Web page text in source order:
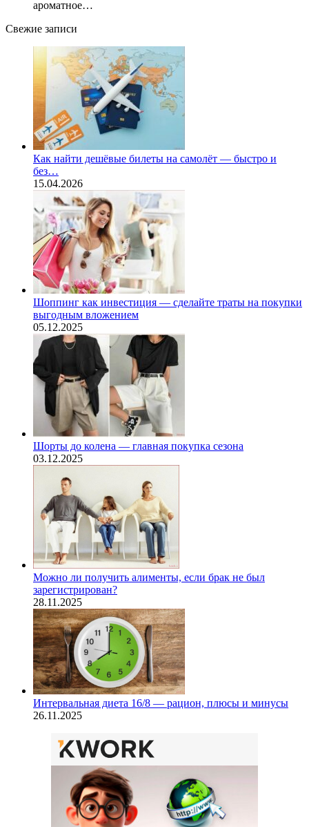
ароматное…
Свежие записи
Как найти дешёвые билеты на самолёт — быстро и
без…
15.04.2026
Шоппинг как инвестиция — сделайте траты на покупки
выгодным вложением
05.12.2025
Шорты до колена — главная покупка сезона
03.12.2025
Можно ли получить алименты, если брак не был
зарегистрирован?
28.11.2025
Интервальная диета 16/8 — рацион, плюсы и минусы
26.11.2025